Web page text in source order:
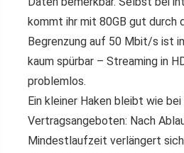
kommt ihr mit 80GB gut durch
Begrenzung auf 50 Mbit/s ist
kaum spürbar – Streaming in
problemlos.
Ein kleiner Haken bleibt wie
Vertragsangeboten: Nach
Mindestlaufzeit verlängert